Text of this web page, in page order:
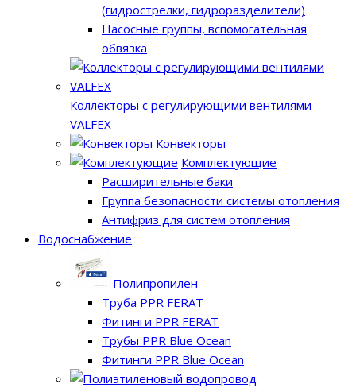
(гидрострелки, гидроразделители)
Насосные группы, вспомогательная
обвязка
Коллекторы с регулирующими вентилями
VALFEX
Конвекторы
Комплектующие
Расширительные баки
Группа безопасности системы отопления
Антифриз для систем отопления
Водоснабжение
Полипропилен
Труба PPR FERAT
Фитинги PPR FERAT
Трубы PPR Blue Ocean
Фитинги PPR Blue Ocean